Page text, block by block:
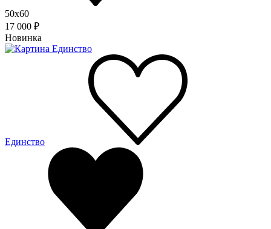
50x60
17 000 ₽
Новинка
Единство